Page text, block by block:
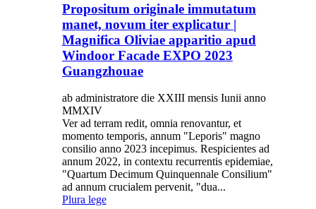
Propositum originale immutatum
manet, novum iter explicatur |
Magnifica Oliviae apparitio apud
Windoor Facade EXPO 2023
Guangzhouae
ab administratore die XXIII mensis Iunii anno
MMXIV
Ver ad terram redit, omnia renovantur, et
momento temporis, annum "Leporis" magno
consilio anno 2023 incepimus. Respicientes ad
annum 2022, in contextu recurrentis epidemiae,
"Quartum Decimum Quinquennale Consilium"
ad annum crucialem pervenit, "dua...
Plura lege